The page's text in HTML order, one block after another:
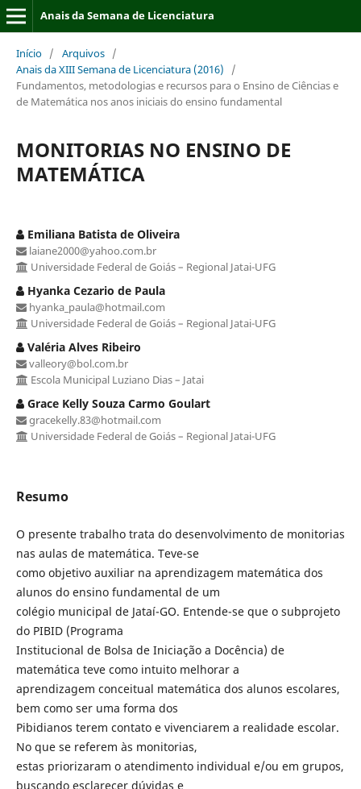
Anais da Semana de Licenciatura
Início / Arquivos /
Anais da XIII Semana de Licenciatura (2016)
/
Fundamentos, metodologias e recursos para o Ensino de Ciências e
de Matemática nos anos iniciais do ensino fundamental
MONITORIAS NO ENSINO DE
MATEMÁTICA
Emiliana Batista de Oliveira
laiane2000@yahoo.com.br
Universidade Federal de Goiás – Regional Jatai-UFG
Hyanka Cezario de Paula
hyanka_paula@hotmail.com
Universidade Federal de Goiás – Regional Jatai-UFG
Valéria Alves Ribeiro
valleory@bol.com.br
Escola Municipal Luziano Dias – Jatai
Grace Kelly Souza Carmo Goulart
gracekelly.83@hotmail.com
Universidade Federal de Goiás – Regional Jatai-UFG
Resumo
O presente trabalho trata do desenvolvimento de monitorias
nas aulas de matemática. Teve-se
como objetivo auxiliar na aprendizagem matemática dos
alunos do ensino fundamental de um
colégio municipal de Jataí-GO. Entende-se que o subprojeto
do PIBID (Programa
Institucional de Bolsa de Iniciação a Docência) de
matemática teve como intuito melhorar a
aprendizagem conceitual matemática dos alunos escolares,
bem como ser uma forma dos
Pibidianos terem contato e vivenciarem a realidade escolar.
No que se referem às monitorias,
estas priorizaram o atendimento individual e/ou em grupos,
buscando esclarecer dúvidas e